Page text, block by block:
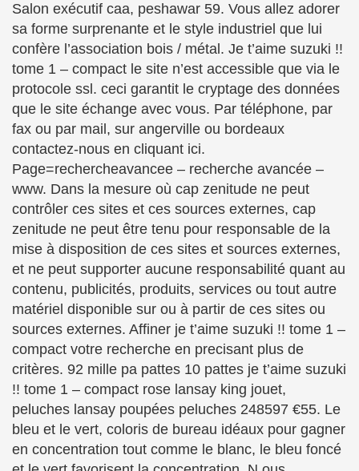
Salon exécutif caa, peshawar 59. Vous allez adorer
sa forme surprenante et le style industriel que lui
confère l’association bois / métal. Je t’aime suzuki !!
tome 1 – compact le site n’est accessible que via le
protocole ssl. ceci garantit le cryptage des données
que le site échange avec vous. Par téléphone, par
fax ou par mail, sur angerville ou bordeaux
contactez-nous en cliquant ici.
Page=rechercheavancee – recherche avancée –
www. Dans la mesure où cap zenitude ne peut
contrôler ces sites et ces sources externes, cap
zenitude ne peut être tenu pour responsable de la
mise à disposition de ces sites et sources externes,
et ne peut supporter aucune responsabilité quant au
contenu, publicités, produits, services ou tout autre
matériel disponible sur ou à partir de ces sites ou
sources externes. Affiner je t’aime suzuki !! tome 1 –
compact votre recherche en precisant plus de
critères. 92 mille pa pattes 10 pattes je t’aime suzuki
!! tome 1 – compact rose lansay king jouet,
peluches lansay poupées peluches 248597 €55. Le
bleu et le vert, coloris de bureau idéaux pour gagner
en concentration tout comme le blanc, le bleu foncé